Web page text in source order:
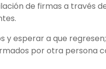
de firmas a través
y esperar a que
por otra persona